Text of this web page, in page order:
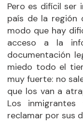
Pero es difícil ser
país de la región
modo que hay
acceso a la
documentación
miedo todo el
muy fuerte: no
que los van a
Los inmigrantes
reclamar por sus